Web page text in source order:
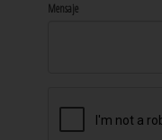
Mensaje